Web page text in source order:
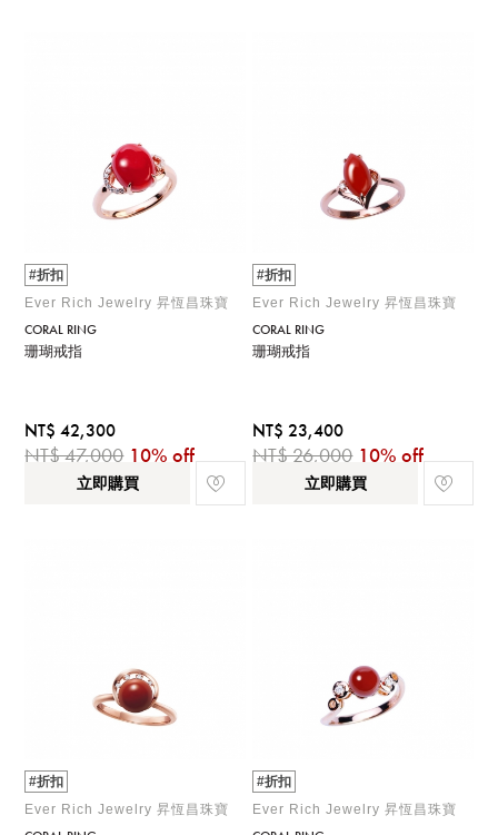
#折扣
Ever Rich Jewelry 昇恆昌珠寶
CORAL RING
珊瑚戒指
NT$ 42,300
NT$ 47,000 10% off
立即購買
#折扣
Ever Rich Jewelry 昇恆昌珠寶
CORAL RING
珊瑚戒指
NT$ 23,400
NT$ 26,000 10% off
立即購買
#折扣
Ever Rich Jewelry 昇恆昌珠寶
#折扣
Ever Rich Jewelry 昇恆昌珠寶